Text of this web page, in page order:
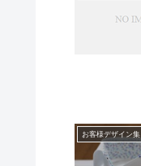
お客様デザイン集